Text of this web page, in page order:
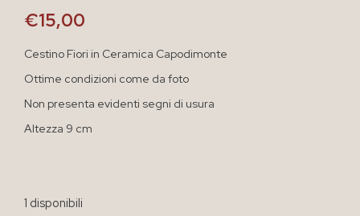
€15,00
Cestino Fiori in Ceramica Capodimonte
Ottime condizioni come da foto
Non presenta evidenti segni di usura
Altezza 9 cm
1 disponibili